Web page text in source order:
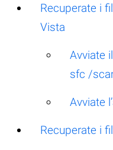
Recuperate i
Vista
Avviate
sfc /
Avviate
Recuperate i